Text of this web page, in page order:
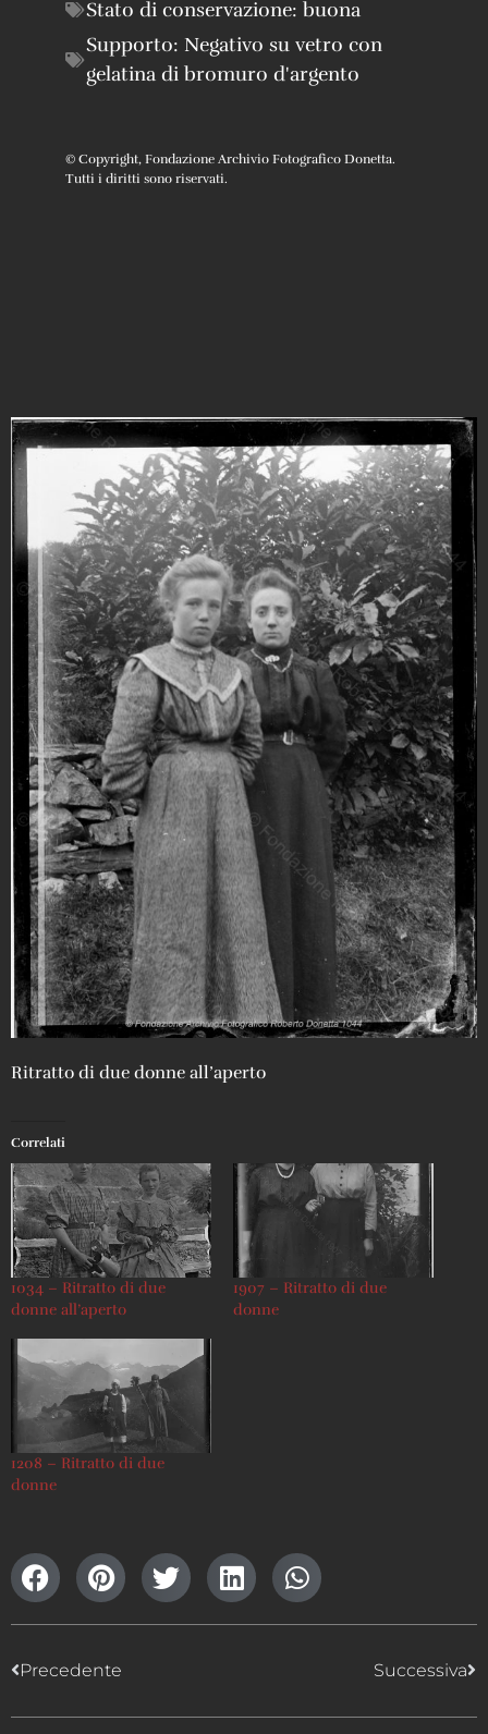
Ritratto di due donne all’aperto
Correlati
1034 – Ritratto di due
donne all’aperto
1907 – Ritratto di due
donne
1208 – Ritratto di due
donne
Precedente Successiva
Stato di conservazione: buona
Supporto: Negativo su vetro con
gelatina di bromuro d'argento
© Copyright, Fondazione Archivio Fotografico Donetta.
Tutti i diritti sono riservati.